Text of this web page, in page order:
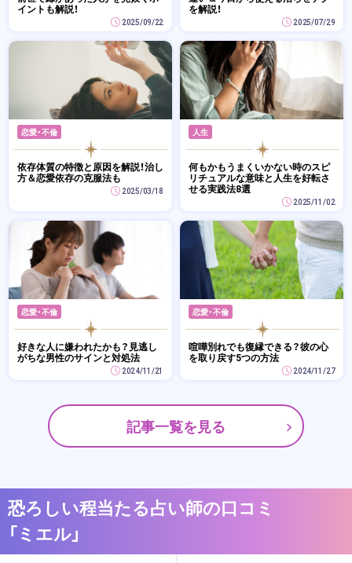
イントも解説！
2025/09/22
を解説！
2025/07/29
恋愛・不倫
依存体質の特徴と原因を解説！治し
方＆恋愛依存の克服法も
2025/03/18
人生
何もかもうまくいかない時のスピ
リチュアルな意味と人生を好転さ
せる実践法8選
2025/11/02
恋愛・不倫
好きな人に嫌われたかも？見逃し
がちな男性のサインと対処法
2024/11/21
恋愛・不倫
喧嘩別れでも復縁できる？彼の心
を取り戻す5つの方法
2024/11/27
記事一覧を見る
恐ろしい程当たる占い師の口コミ
「ミエル」